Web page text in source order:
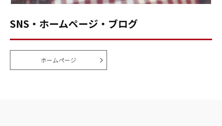
SNS・ホームページ・ブログ
ホームページ